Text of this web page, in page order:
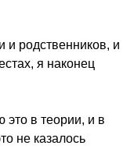
и родственников, и
я наконец
это в теории, и в
не казалось